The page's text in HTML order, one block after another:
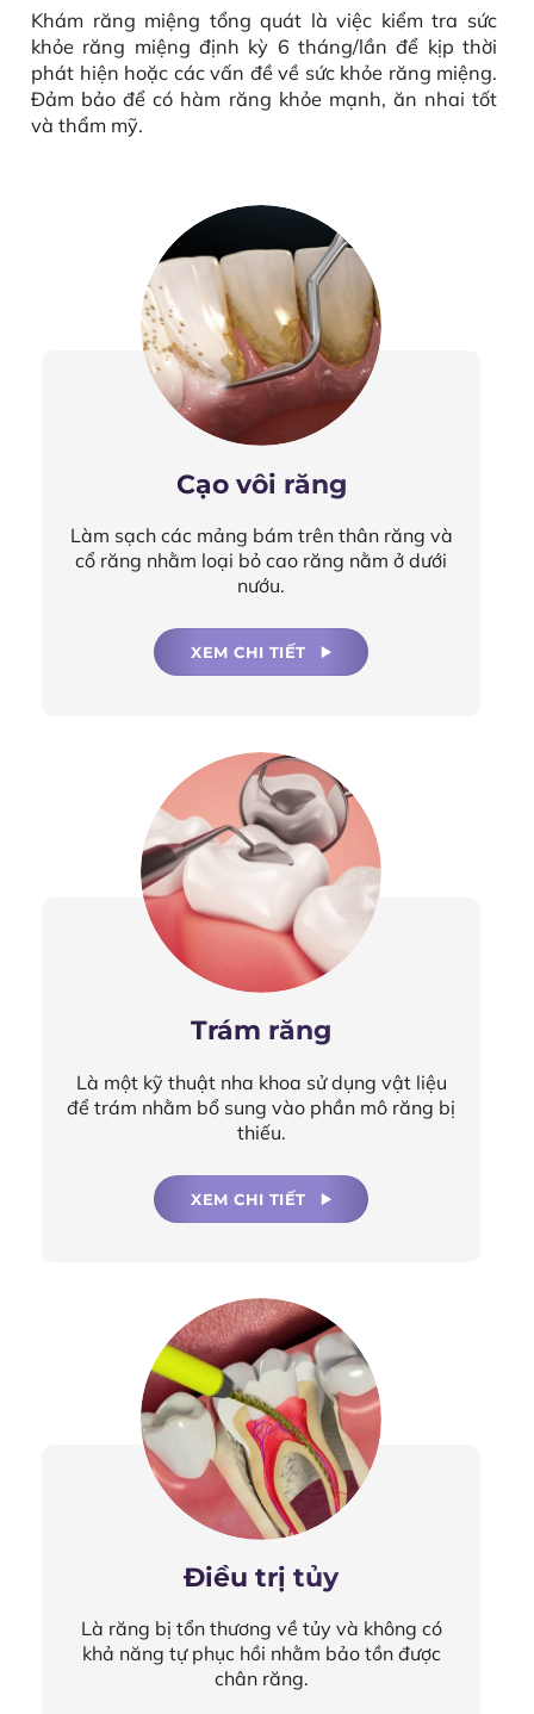
Khám răng miệng tổng quát là việc kiểm tra sức
khỏe răng miệng định kỳ 6 tháng/lần để kịp thời
phát hiện hoặc các vấn đề về sức khỏe răng miệng.
Đảm bảo để có hàm răng khỏe mạnh, ăn nhai tốt
và thẩm mỹ.
Cạo vôi răng
Làm sạch các mảng bám trên thân răng và
cổ răng nhằm loại bỏ cao răng nằm ở dưới
nướu.
XEM CHI TIẾT
Trám răng
Là một kỹ thuật nha khoa sử dụng vật liệu
để trám nhằm bổ sung vào phần mô răng bị
thiếu.
XEM CHI TIẾT
Điều trị tủy
Là răng bị tổn thương về tủy và không có
khả năng tự phục hồi nhằm bảo tồn được
chân răng.